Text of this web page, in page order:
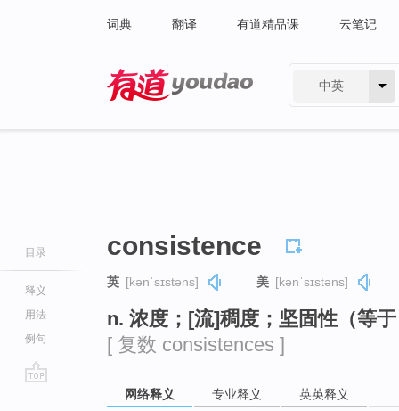
词典 翻译 有道精品课 云笔记
中英
目录
释义
用法
例句
consistence
英 [kənˈsɪstəns] 美 [kənˈsɪstəns]
n. 浓度；[流]稠度；坚固性（等
[ 复数 consistences ]
网络释义 专业释义 英英释义